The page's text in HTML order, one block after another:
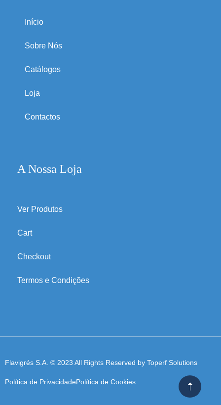
Início
Sobre Nós
Catálogos
Loja
Contactos
A Nossa Loja
Ver Produtos
Cart
Checkout
Termos e Condições
Flavigrés S.A. © 2023 All Rights Reserved by Toperf Solutions
Política de PrivacidadePolítica de Cookies